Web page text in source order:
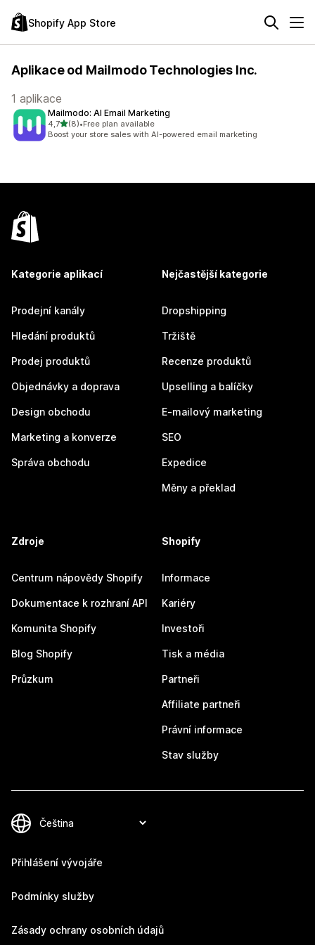
Shopify App Store
Aplikace od Mailmodo Technologies Inc.
1 aplikace
Mailmodo: AI Email Marketing
4,7z 5 hvězd
(8)
Celkový počet recenzí: 8
•Free plan available
Boost your store sales with AI-powered email marketing
Kategorie aplikací
Prodejní kanály
Hledání produktů
Prodej produktů
Objednávky a doprava
Design obchodu
Marketing a konverze
Správa obchodu
Nejčastější kategorie
Dropshipping
Tržiště
Recenze produktů
Upselling a balíčky
E-mailový marketing
SEO
Expedice
Měny a překlad
Zdroje
Centrum nápovědy Shopify
Dokumentace k rozhraní API
Komunita Shopify
Blog Shopify
Průzkum
Shopify
Informace
Kariéry
Investoři
Tisk a média
Partneři
Affiliate partneři
Právní informace
Stav služby
Přihlášení vývojáře
Podmínky služby
Zásady ochrany osobních údajů